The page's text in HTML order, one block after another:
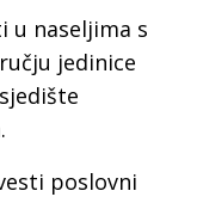
u naseljima s
jedinice
poslovni